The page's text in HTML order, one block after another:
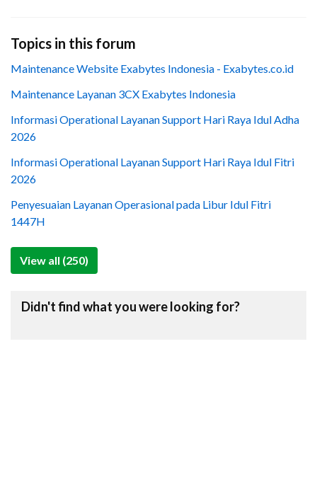
Topics in this forum
Maintenance Website Exabytes Indonesia - Exabytes.co.id
Maintenance Layanan 3CX Exabytes Indonesia
Informasi Operational Layanan Support Hari Raya Idul Adha
2026
Informasi Operational Layanan Support Hari Raya Idul Fitri
2026
Penyesuaian Layanan Operasional pada Libur Idul Fitri
1447H
View all (250)
Didn't find what you were looking for?